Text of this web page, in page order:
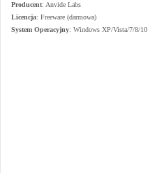
Producent: Anvide Labs
Licencja: Freeware (darmowa)
System Operacyjny: Windows XP/Vista/7/8/10